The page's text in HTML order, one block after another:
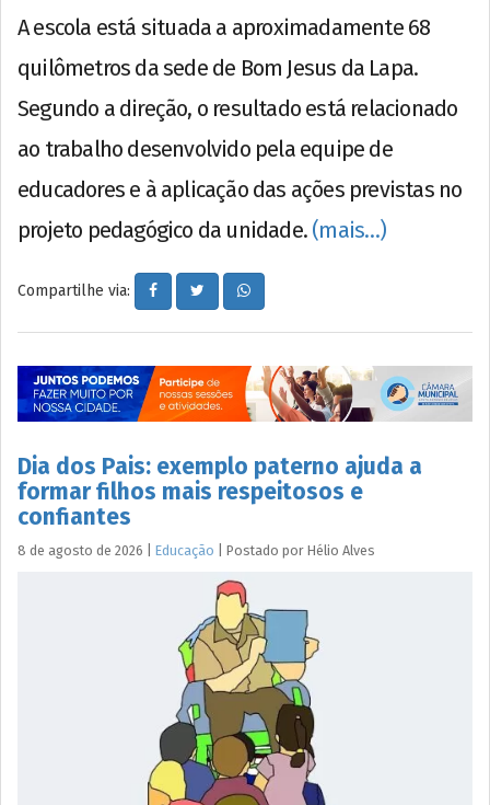
A escola está situada a aproximadamente 68
quilômetros da sede de Bom Jesus da Lapa.
Segundo a direção, o resultado está relacionado
ao trabalho desenvolvido pela equipe de
educadores e à aplicação das ações previstas no
projeto pedagógico da unidade. (mais…)
Compartilhe via:
Dia dos Pais: exemplo paterno ajuda a
formar filhos mais respeitosos e
confiantes
8 de agosto de 2026 Educação Postado por Hélio Alves